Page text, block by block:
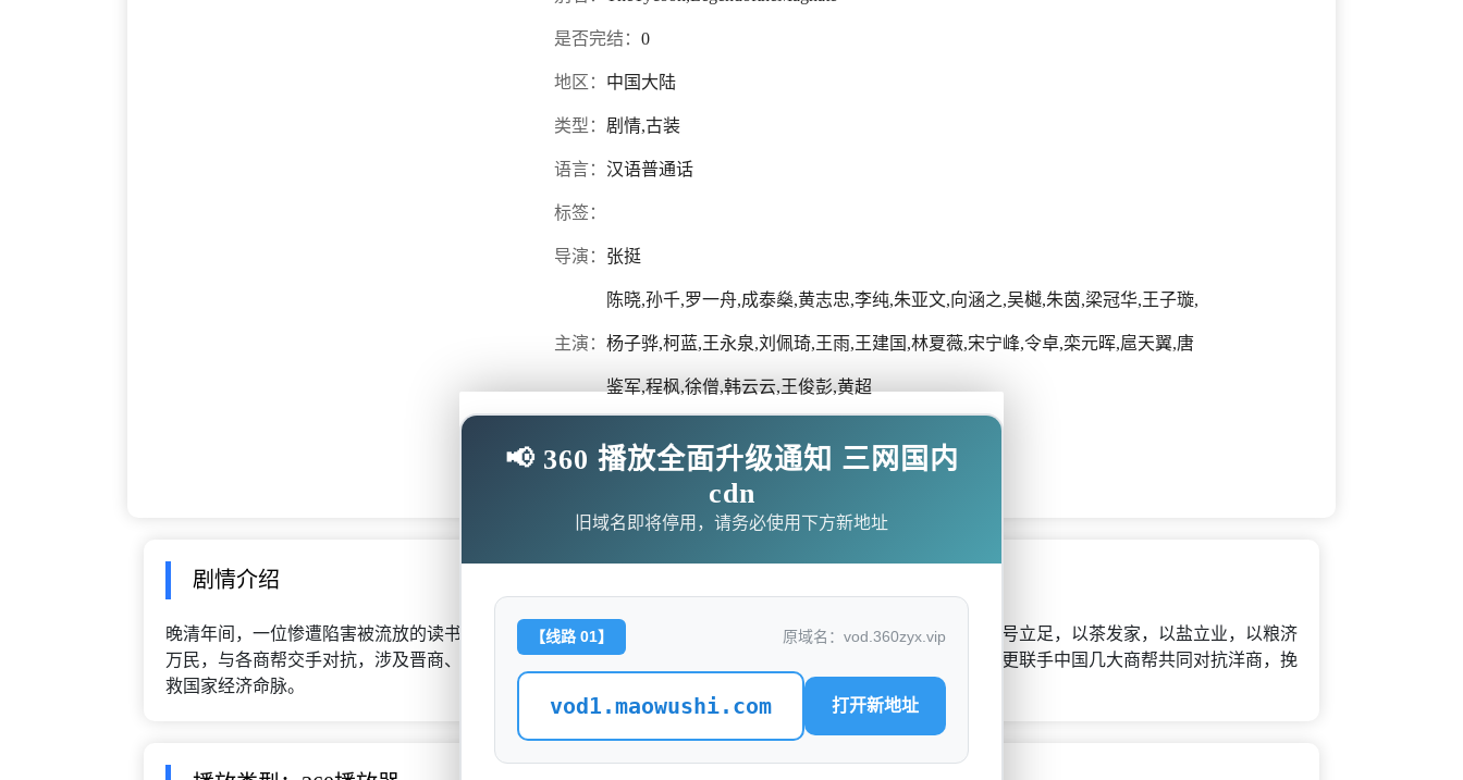
是否完结： 0
地区： 中国大陆
类型： 剧情,古装
语言： 汉语普通话
标签：
导演： 张挺
主演：
陈晓,孙千,罗一舟,成泰燊,黄志忠,李纯,朱亚文,向涵之,吴樾,朱茵,梁冠华,王子璇,
杨子骅,柯蓝,王永泉,刘佩琦,王雨,王建国,林夏薇,宋宁峰,令卓,栾元晖,扈天翼,唐
鉴军,程枫,徐僧,韩云云,王俊彭,黄超
豆瓣ID：35496393
剧情介绍
晚清年间，一位惨遭陷害被流放的读书人，以死谋生，在夹缝中凭借自己的智慧借势谋局，以行商入场，以票号立足，以茶发家，以盐立业，以粮济
万民，与各商帮交手对抗，涉及晋商、徽商、京商、盐商、漕帮、洋商，用他的玩法打造新的商业帝国，最后更联手中国几大商帮共同对抗洋商，挽
救国家经济命脉。
📢 360 播放全面升级通知 三网国内
cdn
旧域名即将停用，请务必使用下方新地址
【线路 01】 原域名：vod.360zyx.vip
vod1.maowushi.com 打开新地址